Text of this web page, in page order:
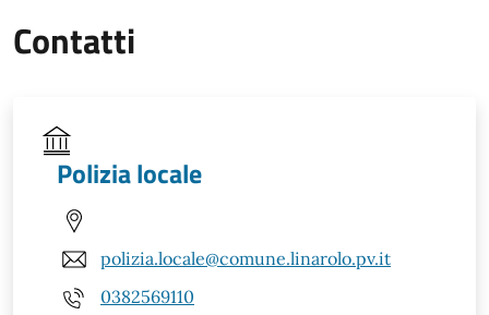
Contatti
Polizia locale
polizia.locale@comune.linarolo.pv.it
0382569110